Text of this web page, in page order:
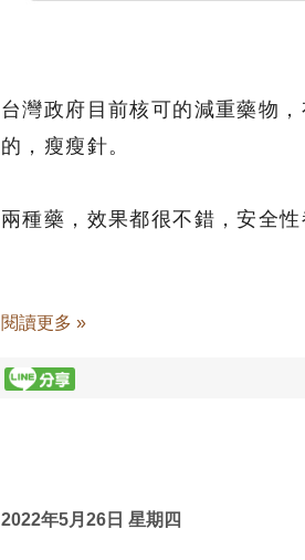
台灣政府目前核可的減重藥物
的，瘦瘦針。
兩種藥，效果都很不錯，安全
閱讀更多 »
2022年5月26日 星期四